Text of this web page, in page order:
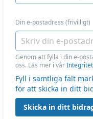
Din e-postadress (frivilligt)
Genom att fylla i din e-
oss. Läs mer i vår
Fyll i samtliga fält
för att skicka in ditt
Skicka in ditt